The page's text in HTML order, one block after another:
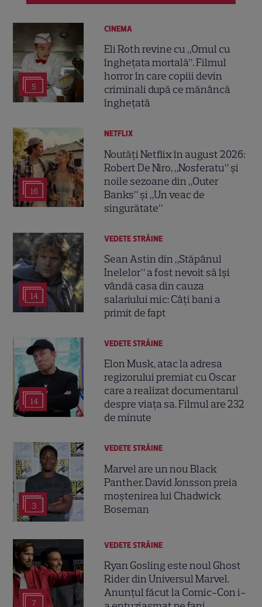
5
CINEMA
Eli Roth revine cu „Omul cu
înghețata mortală”. Filmul
horror în care copiii devin
criminali după ce mănâncă
înghețată
16
NETFLIX
Noutăți Netflix în august 2026:
Robert De Niro, „Nosferatu” și
noile sezoane din „Outer
Banks” și „Un veac de
singurătate”
14
VEDETE STRĂINE
Sean Astin din „Stăpânul
Inelelor” a fost nevoit să își
vândă casa din cauza
salariului mic: Câți bani a
primit de fapt
14
VEDETE STRĂINE
Elon Musk, atac la adresa
regizorului premiat cu Oscar
care a realizat documentarul
despre viața sa. Filmul are 232
de minute
3
VEDETE STRĂINE
Marvel are un nou Black
Panther. David Jonsson preia
moștenirea lui Chadwick
Boseman
7
VEDETE STRĂINE
Ryan Gosling este noul Ghost
Rider din Universul Marvel.
Anunțul făcut la Comic-Con i-